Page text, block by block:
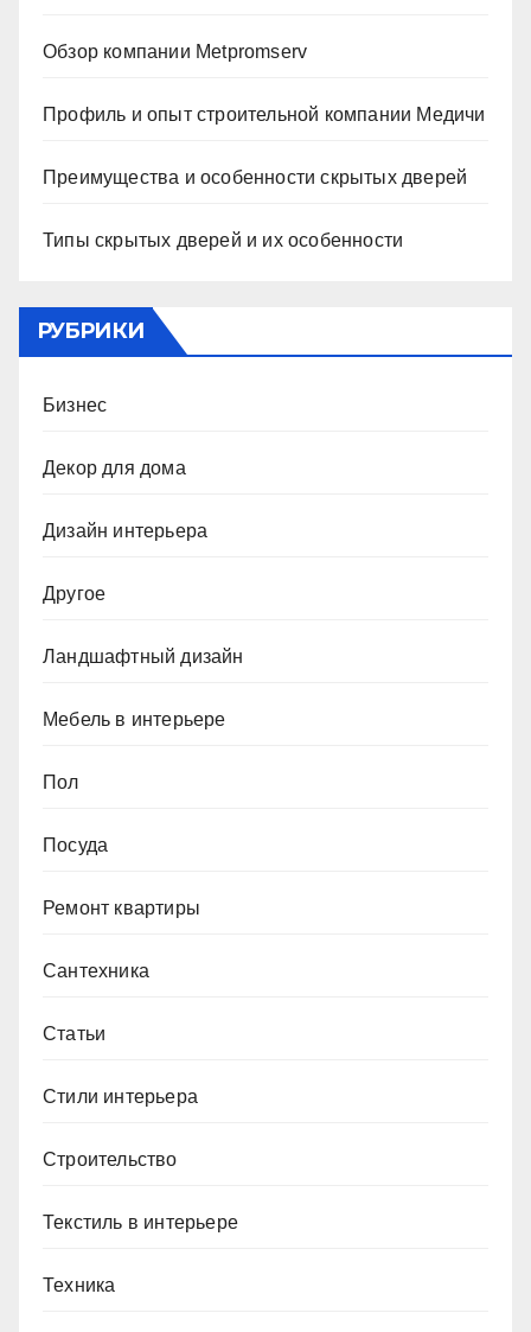
Обзор компании Metpromserv
Профиль и опыт строительной компании Медичи
Преимущества и особенности скрытых дверей
Типы скрытых дверей и их особенности
РУБРИКИ
Бизнес
Декор для дома
Дизайн интерьера
Другое
Ландшафтный дизайн
Мебель в интерьере
Пол
Посуда
Ремонт квартиры
Сантехника
Статьи
Стили интерьера
Строительство
Текстиль в интерьере
Техника